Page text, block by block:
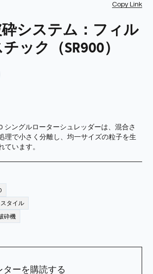
Copy Link
システム：フィル
ック（SR900）
シングルローターシュレッダーは、混合さ
理で小さく分離し、均一サイズの粒子を生
ています。
タイル
砕機
ターを購読する